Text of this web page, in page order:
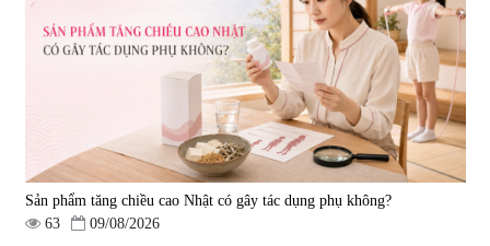
Sản phẩm tăng chiều cao Nhật có gây tác dụng phụ không?
63
09/08/2026